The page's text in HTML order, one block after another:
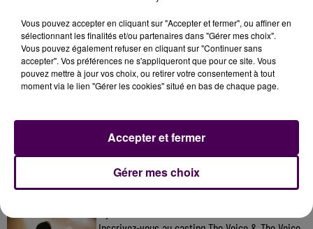
7 août 2026
Gagnez vos pass pour le V and B Fest' 2026 !
Vous pouvez accepter en cliquant sur "Accepter et fermer", ou affiner en
sélectionnant les finalités et/ou partenaires dans "Gérer mes choix".
Vous pouvez également refuser en cliquant sur "Continuer sans
accepter". Vos préférences ne s'appliqueront que pour ce site. Vous
pouvez mettre à jour vos choix, ou retirer votre consentement à tout
moment via le lien "Gérer les cookies" situé en bas de chaque page.
Gérer mes choix
Accepter et fermer